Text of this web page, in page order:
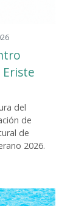
del
de
de
2026.